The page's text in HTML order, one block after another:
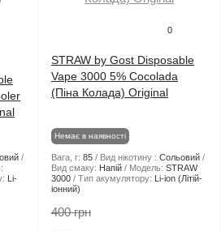
Li-
0
STRAW by Gost Disposable
Vape 3000 5% Cocolada
(Піна Колада) Original
Немає в наявності
Вага, г: 85 Вид нікотину : Сольовий
Вид смаку: Напій Модель: STRAW
3000
Тип акумулятору: Li-ion (Літій-
іонний)
400 грн